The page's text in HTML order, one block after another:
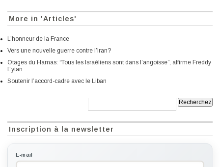
More in 'Articles'
L’honneur de la France
Vers une nouvelle guerre contre l’Iran?
Otages du Hamas: “Tous les Israéliens sont dans l’angoisse”, affirme Freddy
Eytan
Soutenir l’accord-cadre avec le Liban
Inscription à la newsletter
E-mail